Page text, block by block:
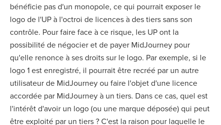
bénéficie pas d'un monopole, ce qui pourrait exposer le
logo de l'UP à l'octroi de licences à des tiers sans son
contrôle. Pour faire face à ce risque, les UP ont la
possibilité de négocier et de payer MidJourney pour
qu'elle renonce à ses droits sur le logo. Par exemple, si le
logo 1 est enregistré, il pourrait être recréé par un autre
utilisateur de MidJourney ou faire l'objet d'une licence
accordée par MidJourney à un tiers. Dans ce cas, quel est
l'intérêt d'avoir un logo (ou une marque déposée) qui peut
être exploité par un tiers ? C'est la raison pour laquelle le